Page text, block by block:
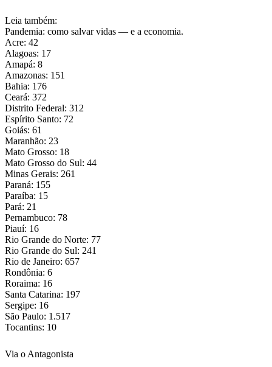
Leia também:
Pandemia: como salvar vidas — e a economia.
Acre: 42
Alagoas: 17
Amapá: 8
Amazonas: 151
Bahia: 176
Ceará: 372
Distrito Federal: 312
Espírito Santo: 72
Goiás: 61
Maranhão: 23
Mato Grosso: 18
Mato Grosso do Sul: 44
Minas Gerais: 261
Paraná: 155
Paraíba: 15
Pará: 21
Pernambuco: 78
Piauí: 16
Rio Grande do Norte: 77
Rio Grande do Sul: 241
Rio de Janeiro: 657
Rondônia: 6
Roraima: 16
Santa Catarina: 197
Sergipe: 16
São Paulo: 1.517
Tocantins: 10
Via o Antagonista